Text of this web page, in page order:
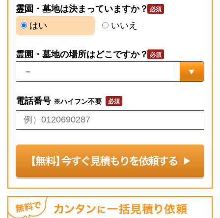
霊園・墓地は決まっていますか？
はい
いいえ
霊園・墓地の場所はどこですか？
電話番号 ※ハイフン不要